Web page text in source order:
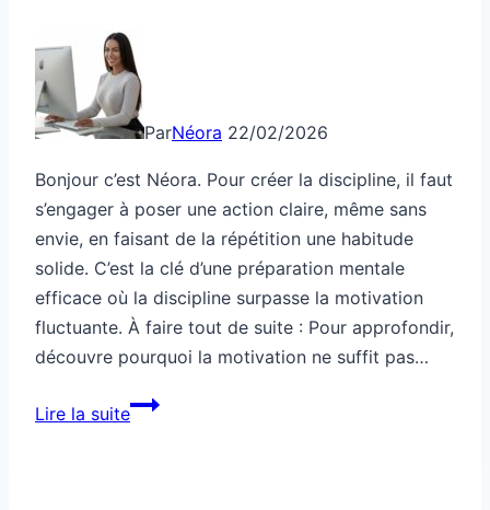
ParNéora 22/02/2026
Bonjour c’est Néora. Pour créer la discipline, il faut
s’engager à poser une action claire, même sans
envie, en faisant de la répétition une habitude
solide. C’est la clé d’une préparation mentale
efficace où la discipline surpasse la motivation
fluctuante. À faire tout de suite : Pour approfondir,
découvre pourquoi la motivation ne suffit pas…
Lire la suitePréparation